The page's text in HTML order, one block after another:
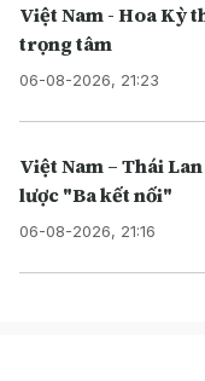
Việt Nam - Hoa Kỳ
trọng tâm
06-08-2026, 21:23
Việt Nam – Thái
lược "Ba kết nối"
06-08-2026, 21:16